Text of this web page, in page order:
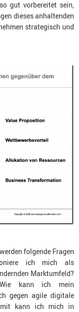
gut vorbereitet sein,
dieses anhaltenden
strategisch und
folgende Fragen
ich mich als
Marktumfeld?
kann ich mein
gegen agile digitale
kann ich mich in